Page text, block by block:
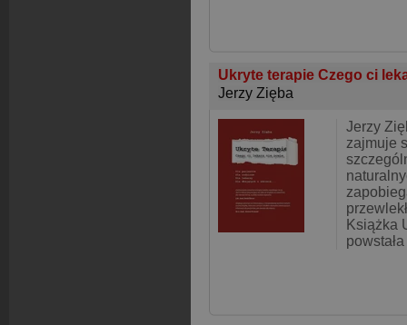
Ukryte terapie Czego ci
Jerzy Zięba
Jerzy
zajmuje
Książka